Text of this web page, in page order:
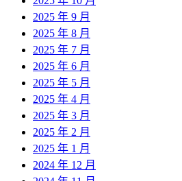
2025 年 9 月
2025 年 8 月
2025 年 7 月
2025 年 6 月
2025 年 5 月
2025 年 4 月
2025 年 3 月
2025 年 2 月
2025 年 1 月
2024 年 12 月